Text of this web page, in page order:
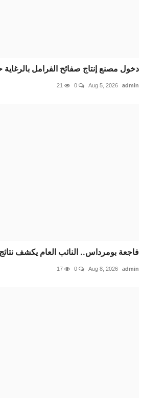
مصنع إنتاج صفائح الفرامل بالرغاية حيز
Aug 5, 2026
0
21
بومرداس.. النائب العام يكشف نتائج
Aug 8, 2026
0
17